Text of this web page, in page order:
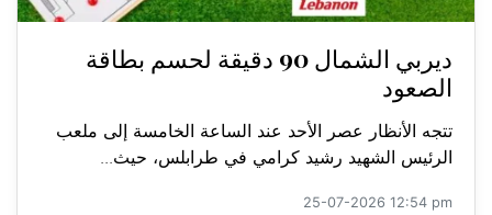
ديربي الشمال 90 دقيقة لحسم بطاقة
الصعود
تتجه الأنظار عصر الأحد عند الساعة الخامسة إلى ملعب
الرئيس الشهيد رشيد كرامي في طرابلس، حيث...
25-07-2026 12:54 pm